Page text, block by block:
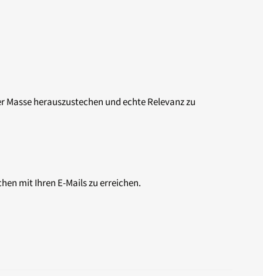
herauszustechen und echte Relevanz zu
mit Ihren E-Mails zu erreichen.